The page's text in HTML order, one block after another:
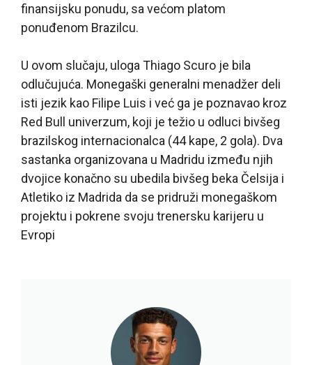
finansijsku ponudu, sa većom platom
ponuđenom Brazilcu.
U ovom slučaju, uloga Thiago Scuro je bila
odlučujuća. Monegaški generalni menadžer deli
isti jezik kao Filipe Luis i već ga je poznavao kroz
Red Bull univerzum, koji je težio u odluci bivšeg
brazilskog internacionalca (44 kape, 2 gola). Dva
sastanka organizovana u Madridu između njih
dvojice konačno su ubedila bivšeg beka Čelsija i
Atletiko iz Madrida da se pridruži monegaškom
projektu i pokrene svoju trenersku karijeru u
Evropi